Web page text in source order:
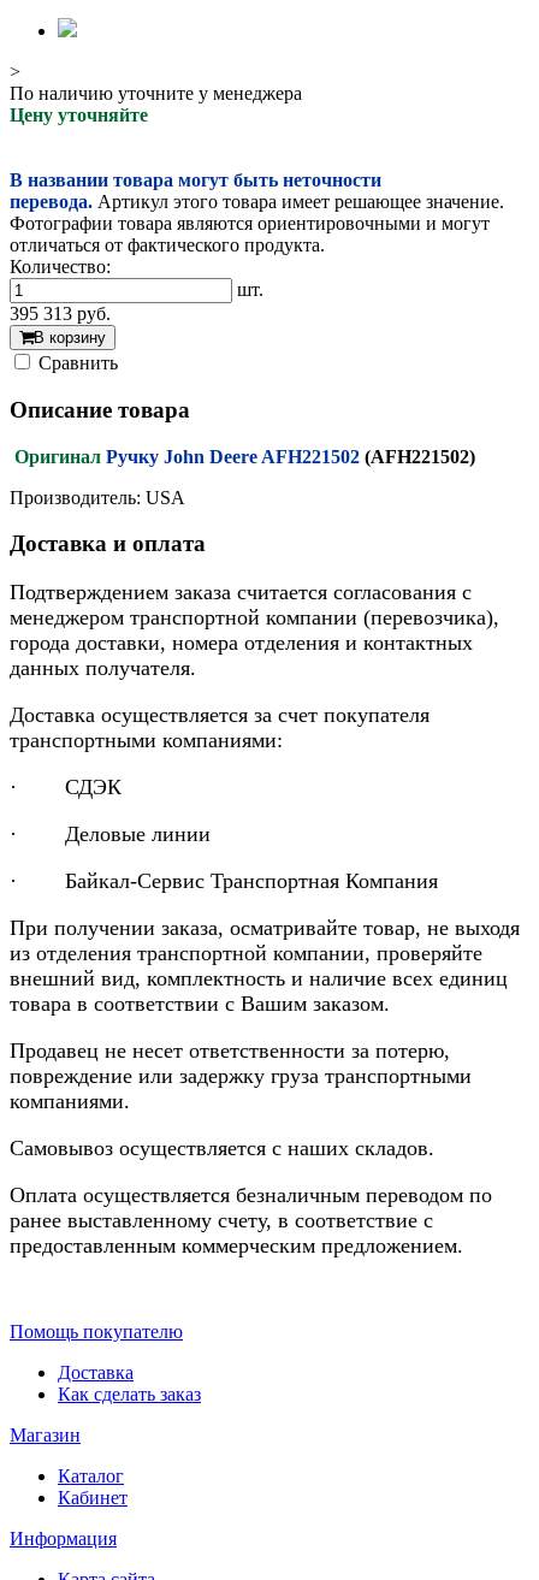
>
По наличию уточните у менеджера
Цену уточняйте
В названии товара могут быть неточности
перевода. Артикул этого товара имеет решающее значение.
Фотографии товара являются ориентировочными и могут
отличаться от фактического продукта.
Количество:
шт.
395 313 руб.
В корзину
Cравнить
Описание товара
Оригинал Ручку John Deere AFH221502 (AFH221502)
Производитель: USA
Доставка и оплата
Подтверждением заказа считается согласования с
менеджером транспортной компании (перевозчика),
города доставки, номера отделения и контактных
данных получателя.
Доставка осуществляется за счет покупателя
транспортными компаниями:
· СДЭК
· Деловые линии
· Байкал-Сервис Транспортная Компания
При получении заказа, осматривайте товар, не выходя
из отделения транспортной компании, проверяйте
внешний вид, комплектность и наличие всех единиц
товара в соответствии с Вашим заказом.
Продавец не несет ответственности за потерю,
повреждение или задержку груза транспортными
компаниями.
Самовывоз осуществляется с наших складов.
Оплата осуществляется безналичным переводом по
ранее выставленному счету, в соответствие с
предоставленным коммерческим предложением.
Помощь покупателю
Доставка
Как сделать заказ
Магазин
Каталог
Кабинет
Информация